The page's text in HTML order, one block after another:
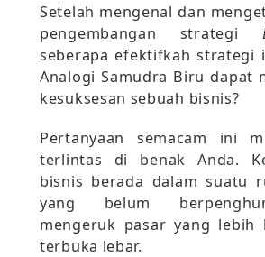
Setelah mengenal dan
pengembangan strategi
seberapa efektifkah strategi
Analogi Samudra Biru dapat
kesuksesan sebuah bisnis?
Pertanyaan semacam ini
terlintas di benak Anda.
bisnis berada dalam suatu
yang belum
mengeruk pasar yang lebih
terbuka lebar.